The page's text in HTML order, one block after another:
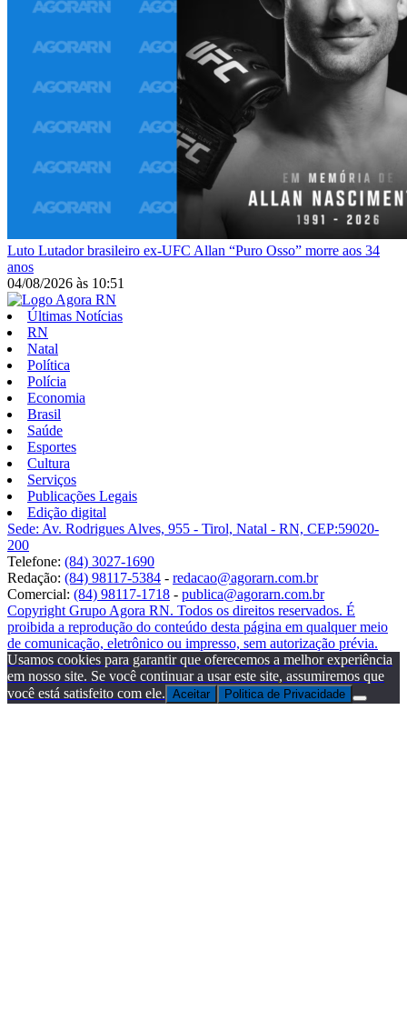
Luto Lutador brasileiro ex-UFC Allan “Puro Osso” morre aos 34
anos
04/08/2026 às 10:51
Últimas Notícias
RN
Natal
Política
Polícia
Economia
Brasil
Saúde
Esportes
Cultura
Serviços
Publicações Legais
Edição digital
Sede: Av. Rodrigues Alves, 955 - Tirol, Natal - RN, CEP:59020-
200
Telefone: (84) 3027-1690
Redação: (84) 98117-5384 - redacao@agorarn.com.br
Comercial: (84) 98117-1718 - publica@agorarn.com.br
Copyright Grupo Agora RN. Todos os direitos reservados. É
proibida a reprodução do conteúdo desta página em qualquer meio
de comunicação, eletrônico ou impresso, sem autorização prévia.
Usamos cookies para garantir que oferecemos a melhor experiência
em nosso site. Se você continuar a usar este site, assumiremos que
você está satisfeito com ele. Aceitar Politica de Privacidade